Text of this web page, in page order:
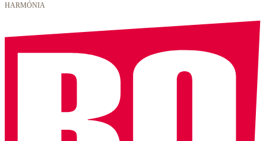
HARMÓNIA